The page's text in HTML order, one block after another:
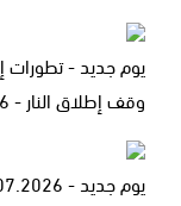
يوم جديد - تطورات
وقف إطلاق النار - 30.07.2026
يوم جديد - 28.07.2026 -